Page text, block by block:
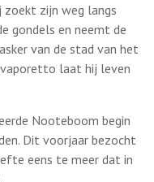
zoekt zijn weg langs
gondels en neemt de
van de stad van het
laat hij leven
Nooteboom begin
Dit voorjaar bezocht
eens te meer dat in